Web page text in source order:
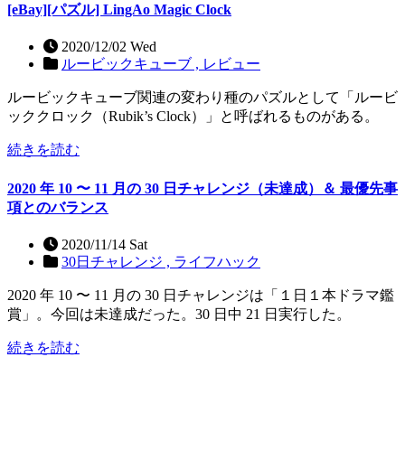
[eBay][パズル] LingAo Magic Clock
2020/12/02 Wed
ルービックキューブ , レビュー
ルービックキューブ関連の変わり種のパズルとして「ルービ
ッククロック（Rubik’s Clock）」と呼ばれるものがある。
続きを読む
2020 年 10 〜 11 月の 30 日チャレンジ（未達成）＆ 最優先事
項とのバランス
2020/11/14 Sat
30日チャレンジ , ライフハック
2020 年 10 〜 11 月の 30 日チャレンジは「１日１本ドラマ鑑
賞」。今回は未達成だった。30 日中 21 日実行した。
続きを読む